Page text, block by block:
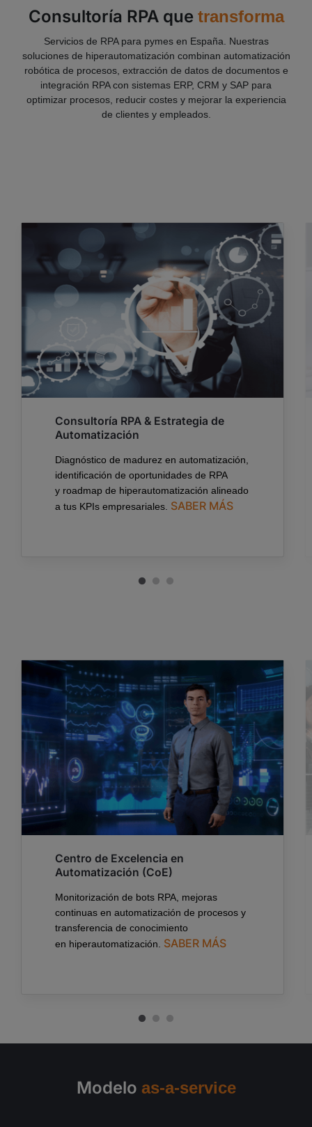
Consultoría RPA que transforma
Servicios de RPA para pymes en España. Nuestras
soluciones de hiperautomatización combinan automatización
robótica de procesos, extracción de datos de documentos e
integración RPA con sistemas ERP, CRM y SAP para
optimizar procesos, reducir costes y mejorar la experiencia
de clientes y empleados.
Consultoría RPA & Estrategia de
Automatización
Diagnóstico de madurez en automatización,
identificación de oportunidades de RPA
y roadmap de hiperautomatización alineado
a tus KPIs empresariales. SABER MÁS
Centro de Excelencia en
Automatización (CoE)
Monitorización de bots RPA, mejoras
continuas en automatización de procesos y
transferencia de conocimiento
en hiperautomatización SABER MÁS
Modelo as-a-service